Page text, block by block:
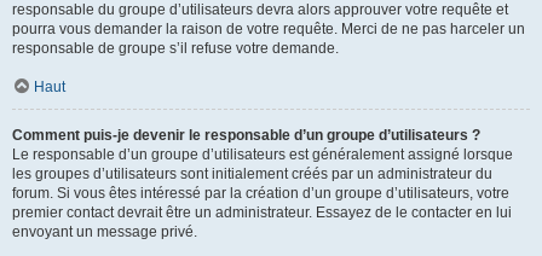
responsable du groupe d’utilisateurs devra alors approuver votre requête et
pourra vous demander la raison de votre requête. Merci de ne pas harceler un
responsable de groupe s’il refuse votre demande.
Haut
Comment puis-je devenir le responsable d’un groupe d’utilisateurs ?
Le responsable d’un groupe d’utilisateurs est généralement assigné lorsque
les groupes d’utilisateurs sont initialement créés par un administrateur du
forum. Si vous êtes intéressé par la création d’un groupe d’utilisateurs, votre
premier contact devrait être un administrateur. Essayez de le contacter en lui
envoyant un message privé.